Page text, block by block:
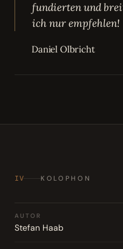
fundierten und
ich nur empfehlen!
Daniel Olbricht
IV KOLOPHON
AUTOR
Stefan Haab